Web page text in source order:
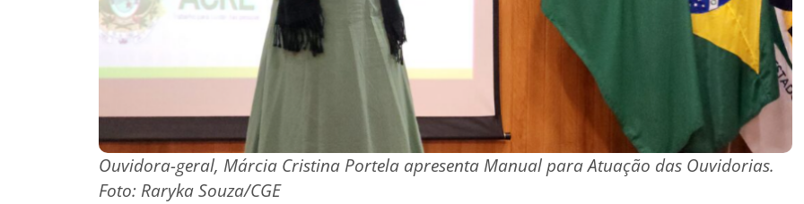
Ouvidora-geral, Márcia Cristina Portela apresenta Manual para Atuação das Ouvidorias.
Foto: Raryka Souza/CGE